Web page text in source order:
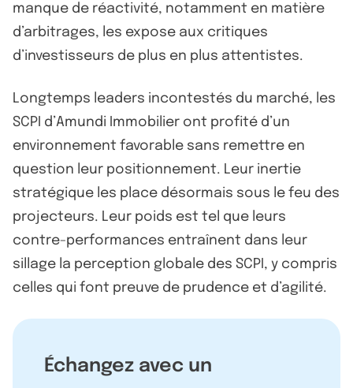
manque de réactivité, notamment en matière
d’arbitrages, les expose aux critiques
d’investisseurs de plus en plus attentistes.
Longtemps leaders incontestés du marché, les
SCPI d’Amundi Immobilier ont profité d’un
environnement favorable sans remettre en
question leur positionnement. Leur inertie
stratégique les place désormais sous le feu des
projecteurs. Leur poids est tel que leurs
contre-performances entraînent dans leur
sillage la perception globale des SCPI, y compris
celles qui font preuve de prudence et d’agilité.
Échangez avec un